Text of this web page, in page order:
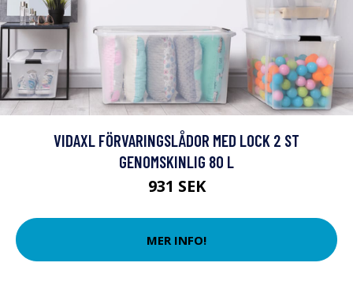
VIDAXL FÖRVARINGSLÅDOR MED LOCK 2 ST
GENOMSKINLIG 80 L
931 SEK
MER INFO!